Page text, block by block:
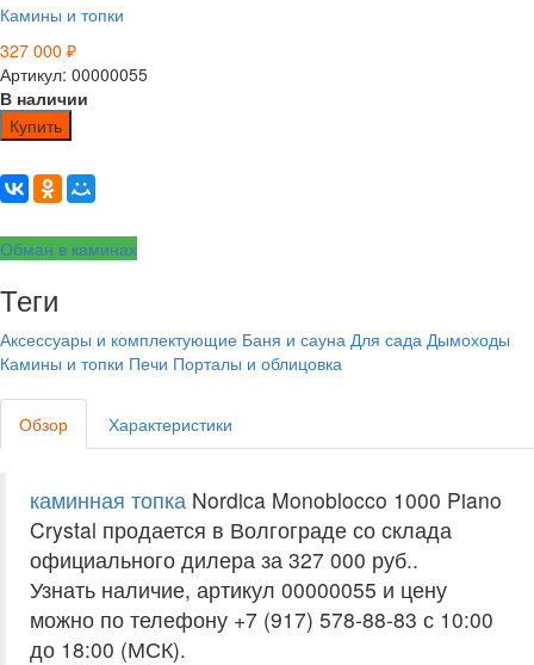
Камины и топки
327 000 ₽
Артикул: 00000055
В наличии
Купить
Обман в каминах
Теги
Аксессуары и комплектующие Баня и сауна Для сада Дымоходы
Камины и топки Печи Порталы и облицовка
Обзор Характеристики
каминная топка Nordica Monoblocco 1000 Piano
Crystal продается в Волгограде со склада
официального дилера за 327 000 руб..
Узнать наличие, артикул 00000055 и цену
можно по телефону +7 (917) 578-88-83 с 10:00
до 18:00 (МСК).